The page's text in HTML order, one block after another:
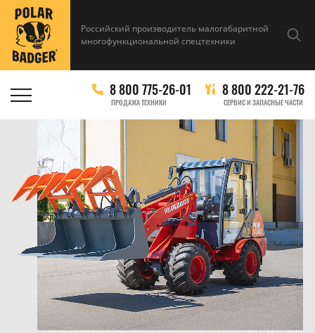
Российский производитель малогабаритной
многофункциональной спецтехники
8 800 775-26-01
ПРОДАЖА ТЕХНИКИ
8 800 222-21-76
СЕРВИС И ЗАПАСНЫЕ ЧАСТИ